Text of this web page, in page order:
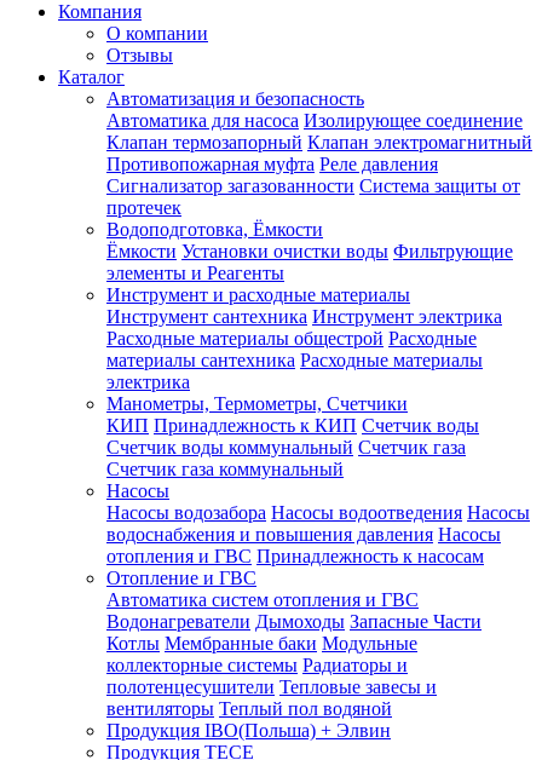
Компания
О компании
Отзывы
Каталог
Автоматизация и безопасность
Автоматика для насоса Изолирующее соединение
Клапан термозапорный Клапан электромагнитный
Противопожарная муфта Реле давления
Сигнализатор загазованности Система защиты от
протечек
Водоподготовка, Ёмкости
Ёмкости Установки очистки воды Фильтрующие
элементы и Реагенты
Инструмент и расходные материалы
Инструмент сантехника Инструмент электрика
Расходные материалы общестрой Расходные
материалы сантехника Расходные материалы
электрика
Манометры, Термометры, Счетчики
КИП Принадлежность к КИП Счетчик воды
Счетчик воды коммунальный Счетчик газа
Счетчик газа коммунальный
Насосы
Насосы водозабора Насосы водоотведения Насосы
водоснабжения и повышения давления Насосы
отопления и ГВС Принадлежность к насосам
Отопление и ГВС
Автоматика систем отопления и ГВС
Водонагреватели Дымоходы Запасные Части
Котлы Мембранные баки Модульные
коллекторные системы Радиаторы и
полотенцесушители Тепловые завесы и
вентиляторы Теплый пол водяной
Продукция IBO(Польша) + Элвин
Продукция TECE